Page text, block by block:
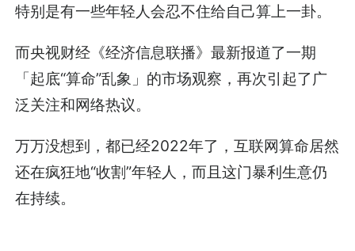
特别是有一些年轻人会忍不住给自己算上一卦。
而央视财经《经济信息联播》最新报道了一期
「起底“算命”乱象」的市场观察，再次引起了广
泛关注和网络热议。
万万没想到，都已经2022年了，互联网算命居然
还在疯狂地“收割”年轻人，而且这门暴利生意仍
在持续。